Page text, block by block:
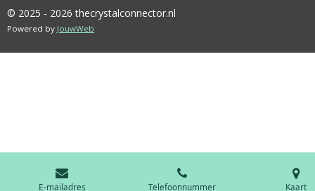
© 2025 - 2026 thecrystalconnector.nl
Powered by JouwWeb
E-mailadres Telefoonnummer Kaart